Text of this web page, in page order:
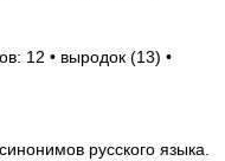
12 • выродок (13) •
русского языка.